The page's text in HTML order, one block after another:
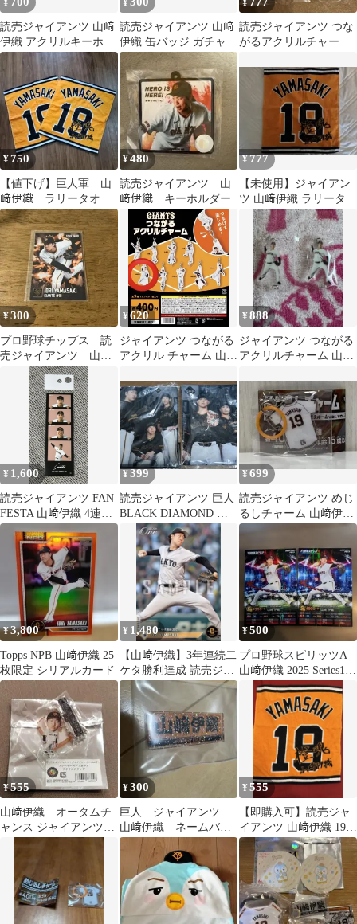
¥
読売ジャイアンツ 山﨑
伊織 アクリルキーホル
ダー 19
¥
読売ジャイアンツ 山﨑
伊織 缶バッジ ガチャ
¥
読売ジャイアンツ つな
がるアクリルチャー
¥750
【値下げ】巨人軍 山
﨑伊織 ラリータオル2
枚 未使用品
¥480
読売ジャイアンツ 山
﨑伊織 キーホルダー
¥777
【未使用】ジャイアン
ツ 山﨑伊織 ラリータオ
ル 2026/5/27 来場者限
¥300
プロ野球チップス 読
売ジャイアンツ 山﨑
伊織 スターカード
¥620
ジャイアンツ つながる
アクリル チャーム 山﨑
¥888
ジャイアンツ つながる
アクリルチャーム 山﨑
¥ 1,600
読売ジャイアンツ FAN
FESTA 山﨑伊織 4連フ
ォトカード
¥399
読売ジャイアンツ 巨人
BLACK DIAMOND ク
リアファイル 2枚セッ
¥699
読売ジャイアンツ めじ
るしチャーム 山﨑伊織
背番号19 ガチャ
¥3,800
Topps NPB 山﨑伊織 25
枚限定 シリアルカード
¥ 1,480
【山﨑伊織】3年連続二
ケタ勝利達成 読売ジャ
イアンツ エポックワン
巨人
¥500
プロ野球スピリッツA
山﨑伊織 2025 Series1 2
枚セット
¥555
山﨑伊織 オータムチ
ャンス ジャイアンツく
じ2025 デフォルメアク
リルスタンド
¥300
巨人 ジャイアンツ
山﨑伊織 ネームバッ
ジ
¥555
【即購入可】読売ジャ
イアンツ 山﨑伊織 19
プレーヤータオル